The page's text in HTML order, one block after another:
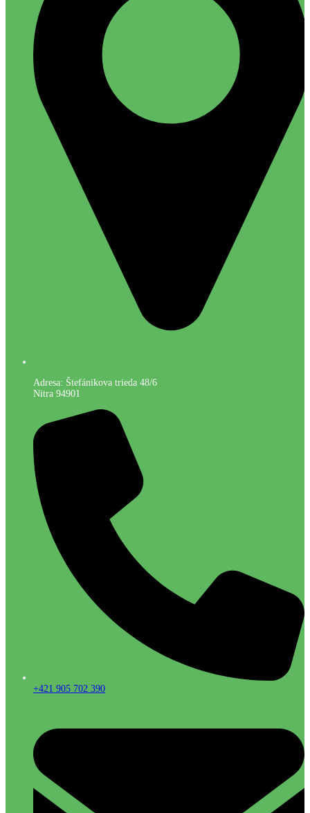
Adresa: Štefánikova trieda 48/6
Nitra 94901
+421 905 702 390